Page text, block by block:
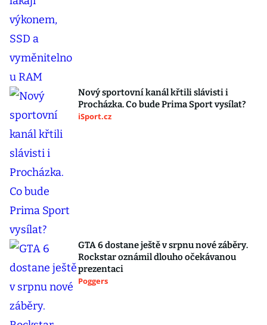
Nový sportovní kanál křtili slávisti i
Procházka. Co bude Prima Sport vysílat?
iSport.cz
GTA 6 dostane ještě v srpnu nové záběry.
Rockstar oznámil dlouho očekávanou
prezentaci
Poggers